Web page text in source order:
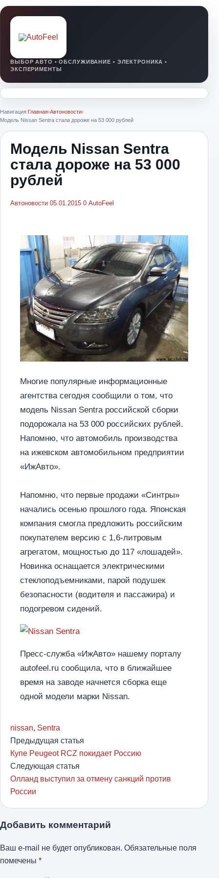
Навигация:Главная›Автоновости›
Модель Nissan Sentra стала дороже на 53 000 рублей
Модель Nissan Sentra
стала дороже на 53 000
рублей
Автоновости 05.01.2015 0 AutoFeel
Многие популярные информационные
агентства сегодня сообщили о том, что
модель Nissan Sentra российской сборки
подорожала на 53 000 российских рублей.
Напомню, что автомобиль производства
на ижевском автомобильном предприятии
«ИжАвто».
Напомню, что первые продажи «Синтры»
начались осенью прошлого года. Японская
компания смогла предложить российским
покупателем версию с 1,6-литровым
агрегатом, мощностью до 117 «лошадей».
Новинка оснащается электрическими
стеклоподъемниками, парой подушек
безопасности (водителя и пассажира) и
подогревом сидений.
Пресс-служба «ИжАвто» нашему порталу
autofeel.ru сообщила, что в ближайшее
время на заводе начнется сборка еще
одной модели марки Nissan.
nissan, Sentra
Предыдущая статья
Купе Peugeot RCZ покидает Россию
Следующая статья
Олланд выступил за отмену санкций против
России
Добавить комментарий
Ваш e-mail не будет опубликован. Обязательные поля
помечены *